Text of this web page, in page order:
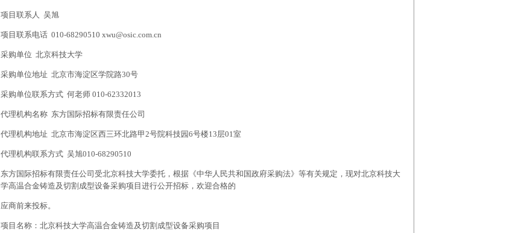
项目联系人 吴旭
项目联系电话 010-68290510 xwu@osic.com.cn
采购单位 北京科技大学
采购单位地址 北京市海淀区学院路30号
采购单位联系方式 何老师 010-62332013
代理机构名称 东方国际招标有限责任公司
代理机构地址 北京市海淀区西三环北路甲2号院科技园6号楼13层01室
代理机构联系方式 吴旭010-68290510
东方国际招标有限责任公司受北京科技大学委托，根据《中华人民共和国政府采购法》等有关规定，现对北京科技大
学高温合金铸造及切割成型设备采购项目进行公开招标，欢迎合格的
应商前来投标。
项目名称：北京科技大学高温合金铸造及切割成型设备采购项目